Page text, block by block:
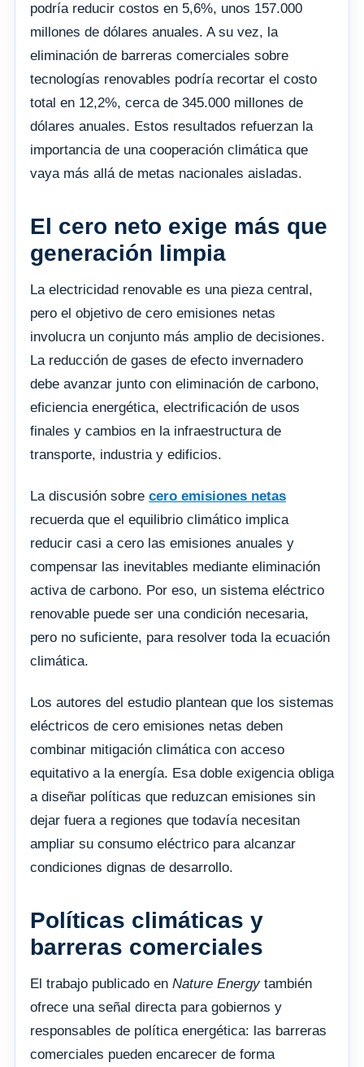
podría reducir costos en 5,6%, unos 157.000
millones de dólares anuales. A su vez, la
eliminación de barreras comerciales sobre
tecnologías renovables podría recortar el costo
total en 12,2%, cerca de 345.000 millones de
dólares anuales. Estos resultados refuerzan la
importancia de una cooperación climática que
vaya más allá de metas nacionales aisladas.
El cero neto exige más que
generación limpia
La electricidad renovable es una pieza central,
pero el objetivo de cero emisiones netas
involucra un conjunto más amplio de decisiones.
La reducción de gases de efecto invernadero
debe avanzar junto con eliminación de carbono,
eficiencia energética, electrificación de usos
finales y cambios en la infraestructura de
transporte, industria y edificios.
La discusión sobre cero emisiones netas
recuerda que el equilibrio climático implica
reducir casi a cero las emisiones anuales y
compensar las inevitables mediante eliminación
activa de carbono. Por eso, un sistema eléctrico
renovable puede ser una condición necesaria,
pero no suficiente, para resolver toda la ecuación
climática.
Los autores del estudio plantean que los sistemas
eléctricos de cero emisiones netas deben
combinar mitigación climática con acceso
equitativo a la energía. Esa doble exigencia obliga
a diseñar políticas que reduzcan emisiones sin
dejar fuera a regiones que todavía necesitan
ampliar su consumo eléctrico para alcanzar
condiciones dignas de desarrollo.
Políticas climáticas y
barreras comerciales
El trabajo publicado en Nature Energytambién
ofrece una señal directa para gobiernos y
responsables de política energética: las barreras
comerciales pueden encarecer de forma